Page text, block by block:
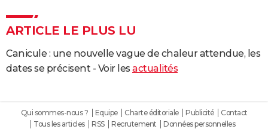
ARTICLE LE PLUS LU
Canicule : une nouvelle vague de chaleur attendue, les
dates se précisent - Voir les actualités
Qui sommes-nous ? Equipe Charte éditoriale Publicité
Contact
Tous les articles
RSS Recrutement Données personnelles